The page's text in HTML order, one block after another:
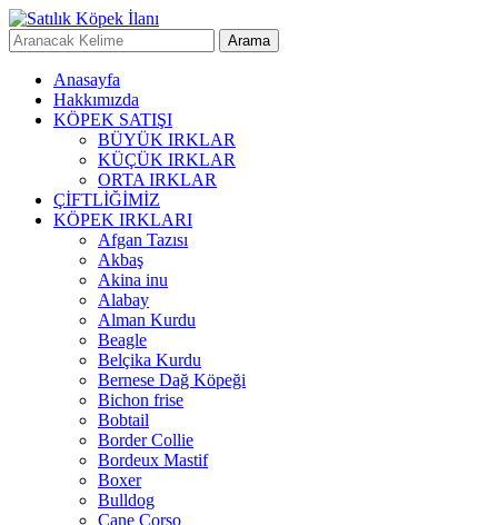
Anasayfa
Hakkımızda
KÖPEK SATIŞI
BÜYÜK IRKLAR
KÜÇÜK IRKLAR
ORTA IRKLAR
ÇİFTLİĞİMİZ
KÖPEK IRKLARI
Afgan Tazısı
Akbaş
Akina inu
Alabay
Alman Kurdu
Beagle
Belçika Kurdu
Bernese Dağ Köpeği
Bichon frise
Bobtail
Border Collie
Bordeux Mastif
Boxer
Bulldog
Cane Corso